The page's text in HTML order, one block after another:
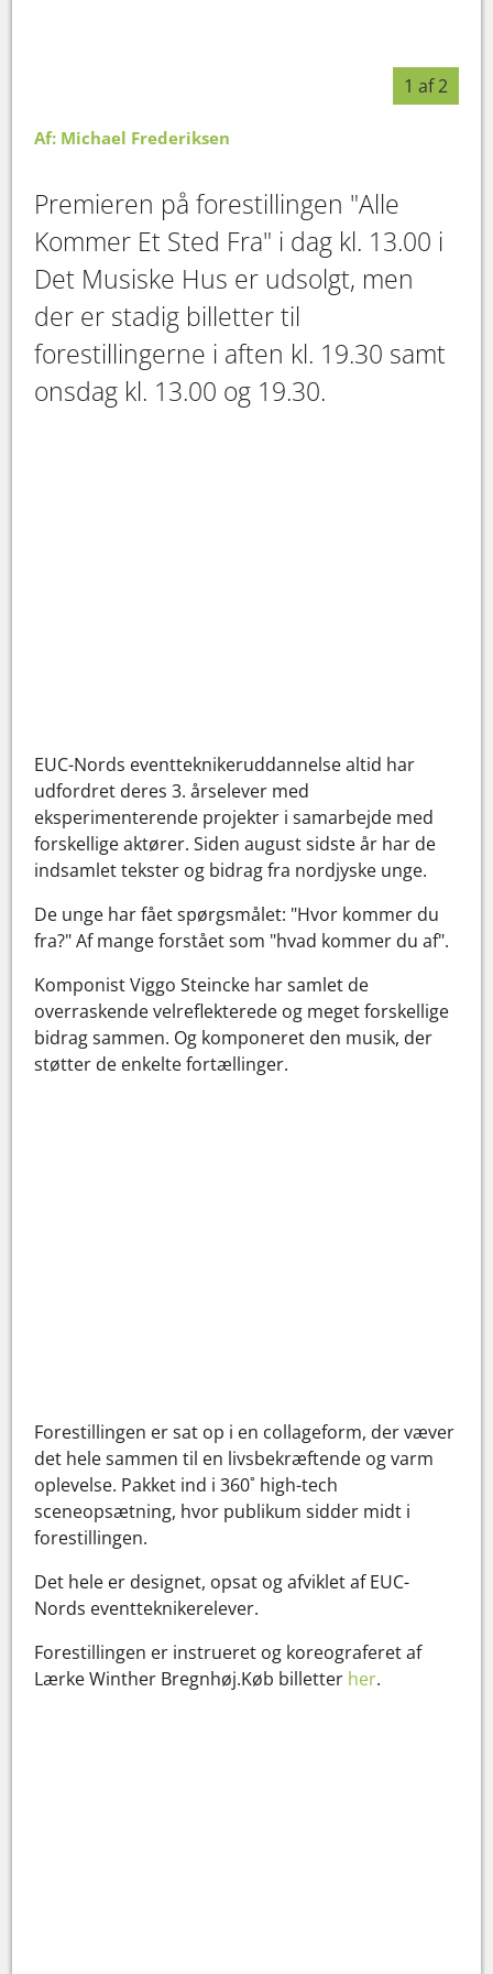
1 af 2
Af: Michael Frederiksen
Premieren på forestillingen "Alle
Kommer Et Sted Fra" i dag kl. 13.00 i
Det Musiske Hus er udsolgt, men
der er stadig billetter til
forestillingerne i aften kl. 19.30 samt
onsdag kl. 13.00 og 19.30.
EUC-Nords eventteknikeruddannelse altid har
udfordret deres 3. årselever med
eksperimenterende projekter i samarbejde med
forskellige aktører. Siden august sidste år har de
indsamlet tekster og bidrag fra nordjyske unge.
De unge har fået spørgsmålet: "Hvor kommer du
fra?" Af mange forstået som "hvad kommer du af".
Komponist Viggo Steincke har samlet de
overraskende velreflekterede og meget forskellige
bidrag sammen. Og komponeret den musik, der
støtter de enkelte fortællinger.
Forestillingen er sat op i en collageform, der væver
det hele sammen til en livsbekræftende og varm
oplevelse. Pakket ind i 360˚ high-tech
sceneopsætning, hvor publikum sidder midt i
forestillingen.
Det hele er designet, opsat og afviklet af EUC-
Nords eventteknikerelever.
Forestillingen er instrueret og koreograferet af
Lærke Winther Bregnhøj.Køb billetter her.